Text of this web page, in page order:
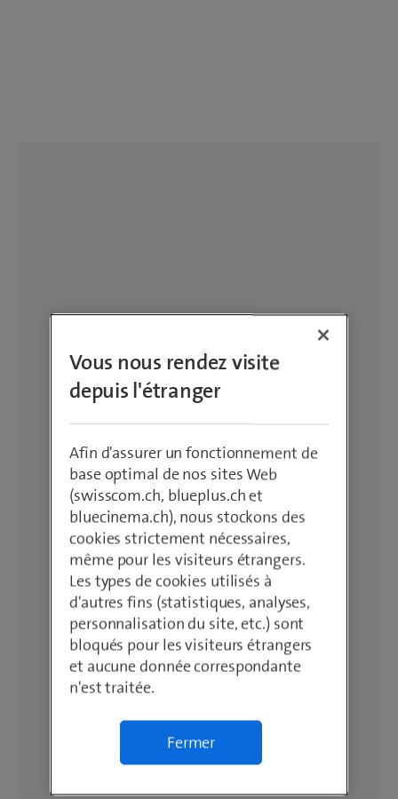
Vous nous rendez visite
depuis l'étranger
Afin d'assurer un fonctionnement de
base optimal de nos sites Web
(swisscom.ch, blueplus.ch et
bluecinema.ch), nous stockons des
cookies strictement nécessaires,
même pour les visiteurs étrangers.
Les types de cookies utilisés à
d'autres fins (statistiques, analyses,
personnalisation du site, etc.) sont
bloqués pour les visiteurs étrangers
et aucune donnée correspondante
n'est traitée.
Fermer